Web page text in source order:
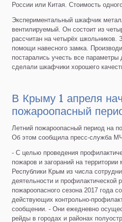
России или Китая. Стоимость
Экспериментальный шкафчик
вентилируемый. Он состоит из
рассчитан на четырёх школьников.
помощи навесного замка.
постарались учесть все
сделали шкафчики хорошего
В Крыму 1 апреля
пожароопасный
Летний пожароопасный период на
Об этом сообщила пресс-служба
- С целью проведения
пожаров и загораний на
Республики Крым из числа
деятельности и профилактической
пожароопасного сезона 2017 года
действующих контрольно-
сообщении. - Они ежедневно
рейды в городах и районах